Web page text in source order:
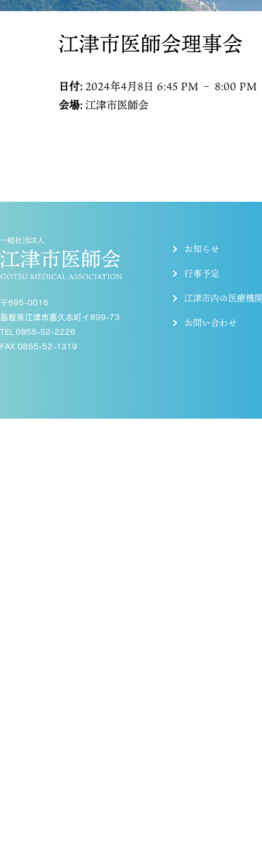
江津市医師会理事会
日付:2024年4月8日 6:45 PM – 8:00 PM
会場:江津市医師会
〒695-0016
島根県江津市嘉久志町イ899-73
TEL 0855-52-2226
FAX 0855-52-1319
お知らせ
行事予定
江津市内の医療機
お問い合わせ